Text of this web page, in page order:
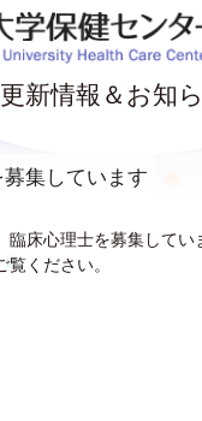
更新情報＆お知
集しています
床心理士を募集してい
覧ください。
メニュー
TOP
保健センター案内
定期健康診断